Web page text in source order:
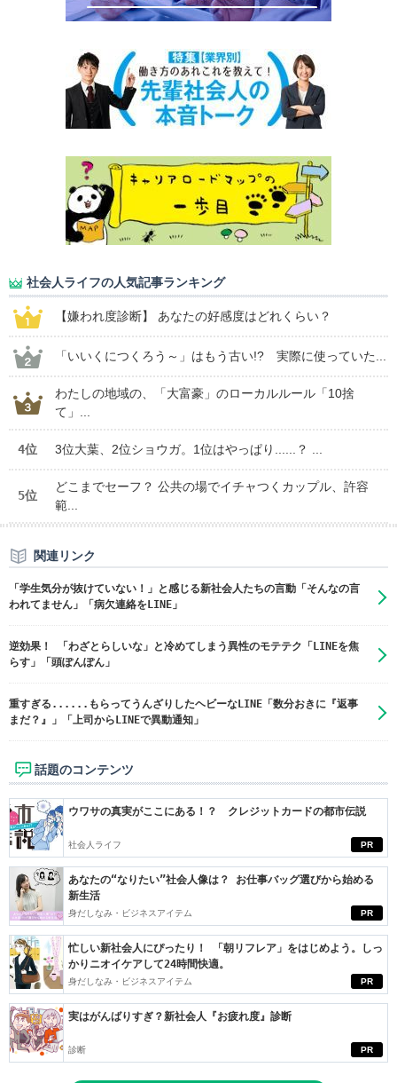
社会人ライフの人気記事ランキング
【嫌われ度診断】 あなたの好感度はどれくらい？
「いいくにつくろう～」はもう古い!? 実際に使っていた...
わたしの地域の、「大富豪」のローカルルール「10捨
て」...
4位 3位大葉、2位ショウガ。1位はやっぱり......？ ...
5位
どこまでセーフ？ 公共の場でイチャつくカップル、許容
範...
関連リンク
「学生気分が抜けていない！」と感じる新社会人たちの言動「そんなの言
われてません」「病欠連絡をLINE」
逆効果！ 「わざとらしいな」と冷めてしまう異性のモテテク「LINEを焦
らす」「頭ぽんぽん」
重すぎる......もらってうんざりしたヘビーなLINE「数分おきに『返事
まだ？』」「上司からLINEで異動通知」
話題のコンテンツ
PR
ウワサの真実がここにある！？ クレジットカードの都市伝説
社会人ライフ
PR
あなたの“なりたい”社会人像は？ お仕事バッグ選びから始める
新生活
身だしなみ・ビジネスアイテム
PR
忙しい新社会人にぴったり！ 「朝リフレア」をはじめよう。しっ
かりニオイケアして24時間快適。
身だしなみ・ビジネスアイテム
PR
実はがんばりすぎ？新社会人『お疲れ度』診断
診断